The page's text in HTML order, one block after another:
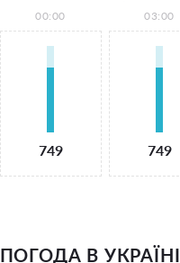
00:00
749
03:00
749
ПОГОДА В УКРАЇНІ